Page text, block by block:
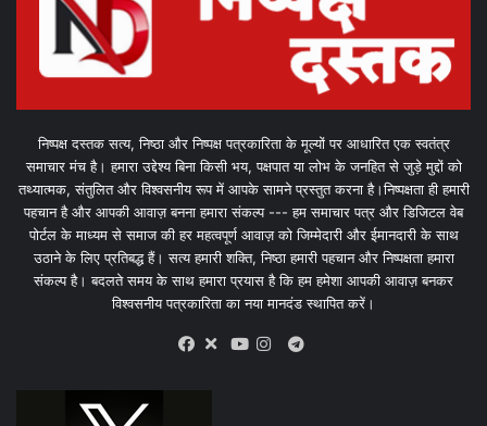
निष्पक्ष दस्तक सत्य, निष्ठा और निष्पक्ष पत्रकारिता के मूल्यों पर आधारित एक स्वतंत्र
समाचार मंच है। हमारा उद्देश्य बिना किसी भय, पक्षपात या लोभ के जनहित से जुड़े मुद्दों को
तथ्यात्मक, संतुलित और विश्वसनीय रूप में आपके सामने प्रस्तुत करना है।निष्पक्षता ही हमारी
पहचान है और आपकी आवाज़ बनना हमारा संकल्प --- हम समाचार पत्र और डिजिटल वेब
पोर्टल के माध्यम से समाज की हर महत्वपूर्ण आवाज़ को जिम्मेदारी और ईमानदारी के साथ
उठाने के लिए प्रतिबद्ध हैं। सत्य हमारी शक्ति, निष्ठा हमारी पहचान और निष्पक्षता हमारा
संकल्प है। बदलते समय के साथ हमारा प्रयास है कि हम हमेशा आपकी आवाज़ बनकर
विश्वसनीय पत्रकारिता का नया मानदंड स्थापित करें।
X
Telegram